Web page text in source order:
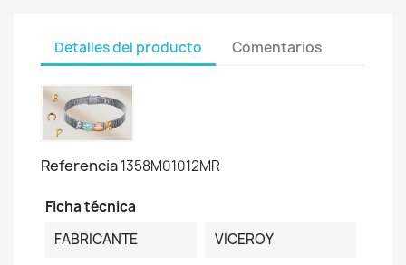
Detalles del producto Comentarios
Referencia1358M01012MR
Ficha técnica
FABRICANTE
VICEROY